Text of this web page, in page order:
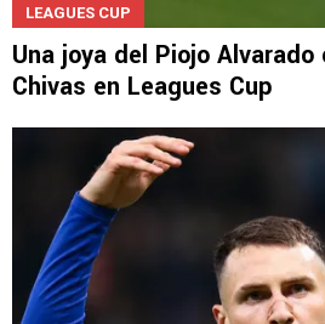
LEAGUES CUP
Una joya del Piojo
Chivas en Leagues Cup